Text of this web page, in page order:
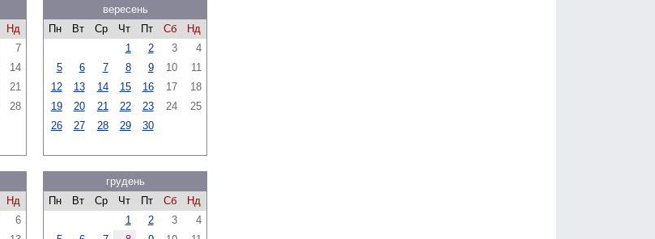
Нд
7
14
21
28
вересень
Пн
Вт Ср Чт Пт Сб
Нд
1
2 3
4
5
6 7 8 9 10
11
12
13 14 15 16 17
18
19
20 21 22 23 24
25
26
27 28 29 30
Нд
6
грудень
Пн
Вт Ср Чт Пт Сб
Нд
1
2 3
4